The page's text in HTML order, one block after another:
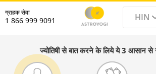
ग्राहक सेवा
1 866 999 9091 HIN
ज्योतिषी से बात करने के लिये ये 3 आसान